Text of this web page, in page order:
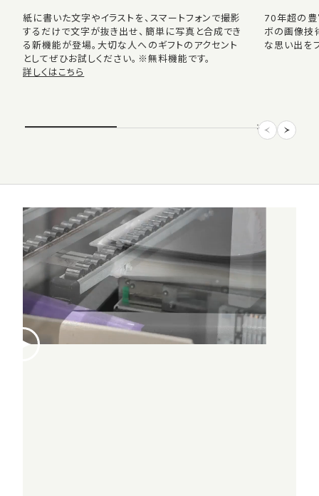
紙に書いた文字やイラストを、スマートフォンで撮影
するだけで文字が抜き出せ、簡単に写真と合成でき
る新機能が登場。大切な人へのギフトのアクセント
としてぜひお試しください。※無料機能です。
詳しくはこちら
70年超の豊
ボの画像技
な思い出を